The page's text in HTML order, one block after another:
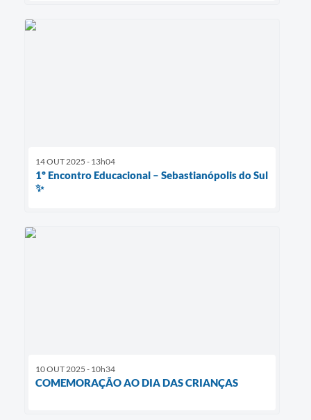
14 OUT 2025 - 13h04
1º Encontro Educacional – Sebastianópolis do Sul
✨
10 OUT 2025 - 10h34
COMEMORAÇÃO AO DIA DAS CRIANÇAS